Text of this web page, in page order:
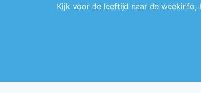
Kijk voor de leeftijd naar de weekinfo,